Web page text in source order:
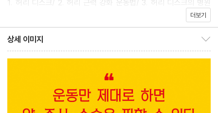
1. 허리 디스크/ 2. 허리 근력 강화 운동법/ 3. 허리 디스크의 병원
7. 척추 측만증
8. 꼬부랑 허리, 척추 압박 골절, 골다공증/ 9. 허리 디스크 변성, 척
1. 어깨 관절/ 2. 이두박건염/ 3. 오십견/ 4. 오십견 재활 - 기본 스
더보기
상세 이미지